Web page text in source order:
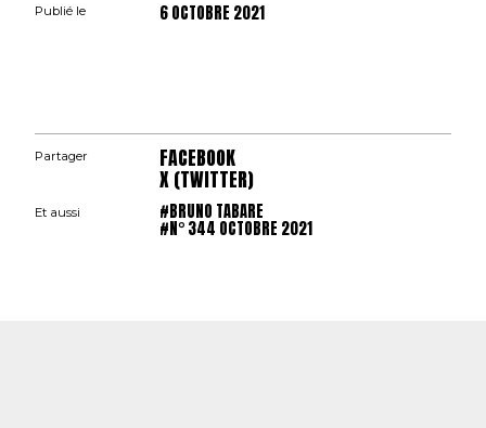
Publié le 6 OCTOBRE 2021
Partager FACEBOOK
X (TWITTER)
Et aussi #BRUNO TABARE
#N° 344 OCTOBRE 2021